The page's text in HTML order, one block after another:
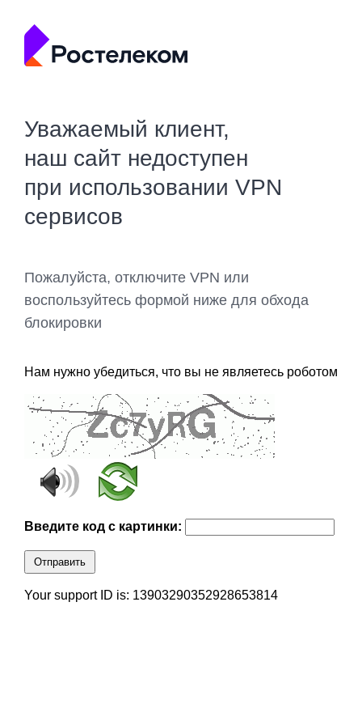
Уважаемый клиент,
наш сайт недоступен
при использовании VPN
сервисов
Пожалуйста, отключите VPN или
воспользуйтесь формой ниже для обхода
блокировки
Нам нужно убедиться, что вы не являетесь роботом
Введите код с картинки:
Отправить
Your support ID is: 13903290352928653814